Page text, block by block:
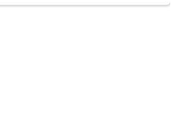
Ірина, 31 рік, Дніпро